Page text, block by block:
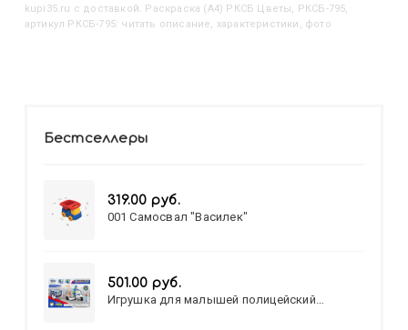
kupi35.ru с доставкой. Раскраска (А4) РКСБ Цветы, РКСБ-795,
артикул РКСБ-795: читать описание, характеристики, фото
Бестселлеры
319.00 руб.
001 Самосвал "Василек"
501.00 руб.
Игрушка для малышей полицейский